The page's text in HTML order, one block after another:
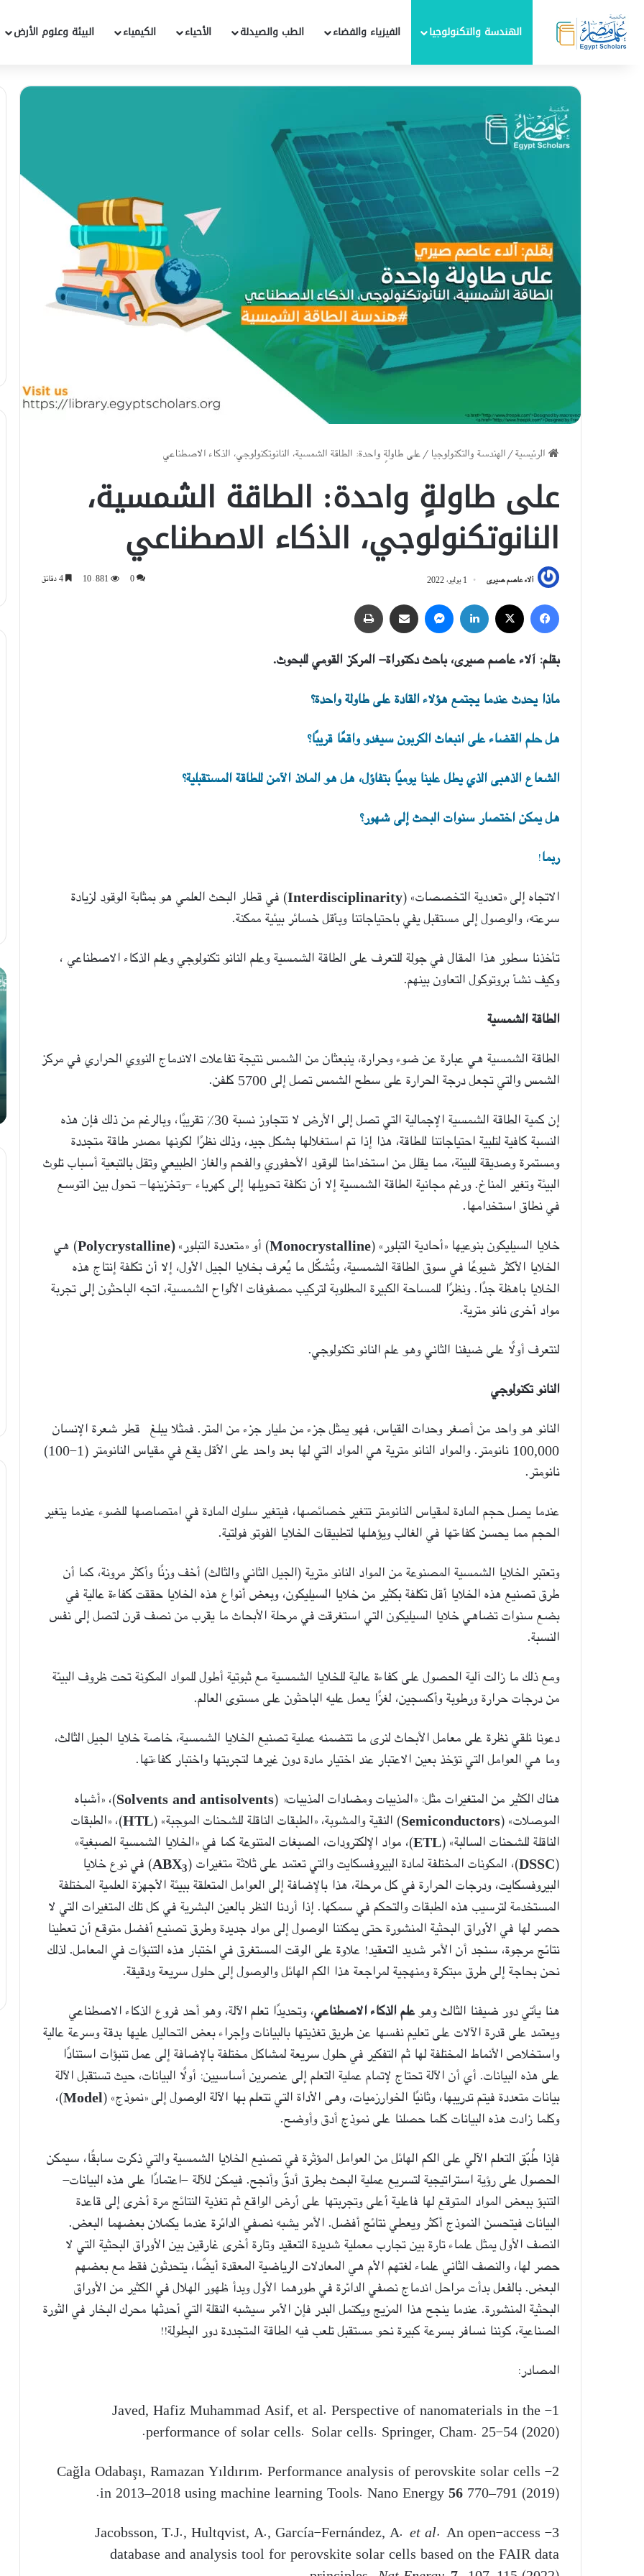
الهندسة والتكنولوجيا الفيزياء والفضاء الطب والصيدلة الأحياء الكيمياء البيئة وعلوم الأرض
الرئيسية/الهندسة والتكنولوجيا /على طاولةٍ واحدة: الطاقة الشمسية، النانوتكنولوجي، الذكاء الاصطناعي
على طاولةٍ واحدة: الطاقة الشمسية،
النانوتكنولوجي، الذكاء الاصطناعي
آلاء عاصم صيرى 1 يوليو، 2022 0 10٬881
فيسبوك لينكدإن ماسنجر مشاركة عبر البريد
بقلم: آلاء عاصم صيرى، باحث دكتوراة- المركز القومي للبحوث.
ماذا يحدث عندما يجتمع هؤلاء القادة على طاولة واحدة؟
هل حلم القضاء على انبعاث الكربون سيغدو واقعًا قريبًا؟
الشعاع الذهبى الذي يطل علينا يوميًا بتفاؤل، هل هو الملاذ الآمن للطاقة المستقبلية؟
هل يمكن اختصار سنوات البحث إلى شهور؟
ربما!
الاتجاه إلى «تعددية التخصصات» (Interdisciplinarity) في قطار البحث العلمي هو بمثابة الوقود لزيادة
سرعته، والوصول إلى مستقبل يفي باحتياجاتنا وبأقل خسائر بيئية ممكنة.
تأخذنا سطور هذا المقال في جولة للتعرف على الطاقة الشمسية وعلم النانو تكنولوجي وعلم الذكاء الاصطناعي ،
وكيف نشأ بروتوكول التعاون بينهم.
الطاقة الشمسية
الطاقة الشمسية هي عبارة عن ضوء وحرارة، ينبعثان من الشمس نتيجة تفاعلات الاندماج النووي الحراري في مركز
الشمس والتي تجعل درجة الحرارة على سطح الشمس تصل إلى 5700 كلفن.
إن كمية الطاقة الشمسية الإجمالية التي تصل إلى الأرض لا تتجاوز نسبة 30% تقريبًا، وبالرغم من ذلك فإن هذه
النسبة كافية لتلبية احتياجاتنا للطاقة، هذا إذا تم استغلالها بشكل جيد، وذلك نظرًا لكونها مصدر طاقة متجددة
ومستمرة وصديقة للبيئة، مما يقلل من استخدامنا للوقود الأحفوري والفحم والغاز الطبيعي وتقل بالتبعية أسباب تلوث
البيئة وتغير المناخ. ورغم مجانية الطاقة الشمسية إلا أن تكلفة تحويلها إلى كهرباء -وتخزينها- تحول بين التوسع
في نطاق استخدامها.
خلايا السيليكون بنوعيها «أحادية التبلور» (Monocrystalline) أو «متعددة التبلور»(Polycrystalline
) هي
الخلايا الأكثر شيوعًا في سوق الطاقة الشمسية، وتُشكّل ما يُعرف بخلايا الجيل الأول، إلا أن تكلفة إنتاج هذه
الخلايا باهظة جدًا. ونظرًا للمساحة الكبيرة المطلوبة لتركيب مصفوفات الألواح الشمسية، اتجه الباحثون إلى تجربة
مواد أخرى نانو مترية.
لنتعرف أولًا على ضيفنا الثاني وهو علم النانو تكنولوجي.
النانو تكنولوجي
النانو هو واحد من أصغر وحدات القياس، فهو يمثل جزء من مليار جزء من المتر. فمثلا يبلغ قطر شعرة الإنسان
100,000 نانومتر. والمواد النانو مترية هي المواد التي لها بعد واحد على الأقل يقع في مقياس النانومتر (1-100)
نانومتر.
عندما يصل حجم المادة لمقياس النانومتر تتغير خصائصها، فيتغير سلوك المادة في امتصاصها للضوء عندما يتغير
الحجم مما يحسن كفاءتها في الغالب ويؤهلها لتطبيقات الخلايا الفوتو فولتية.
وتعتبر الخلايا الشمسية المصنوعة من المواد النانو مترية (الجيل الثاني والثالث) أخف وزنًا وأكثر مرونة، كما أن
طرق تصنيع هذه الخلايا أقل تكلفة بكثير من خلايا السيليكون، وبعض أنواع هذه الخلايا حققت كفاءة عالية في
بضع سنوات تضاهي خلايا السيليكون التي استغرقت في مرحلة الأبحاث ما يقرب من نصف قرن لتصل إلى نفس
النسبة.
ومع ذلك ما زالت آلية الحصول على كفاءة عالية للخلايا الشمسية مع ثبوتية أطول للمواد المكونة تحت ظروف البيئة
من درجات حرارة ورطوبة وأكسجين، لغزًا يعمل عليه الباحثون على مستوى العالم.
دعونا نلقي نظرة على معامل الأبحاث لنرى ما تتضمنه عملية تصنيع الخلايا الشمسية، خاصة خلايا الجيل الثالث،
وما هي العوامل التي تؤخذ بعين الاعتبار عند اختيار مادة دون غيرها لتجربتها واختبار كفاءتها.
هناك الكثير من المتغيرات مثل: «المذيبات ومضادات المذيبات« (Solvents and antisolvents)، «أشباه
الموصلات» (Semiconductors) النقية والمشوبة، «الطبقات الناقلة للشحنات الموجبة» (HTL)، «الطبقات
الناقلة للشحنات السالبة» (ETL)، مواد الإلكترودات، الصبغات المتنوعة كما في «الخلايا الشمسية الصبغية»
(
DSSC)، المكونات المختلفة لمادة البيروفسكايت والتي تعتمد على ثلاثة متغيرات ( ­ABX3
) في نوع خلايا
البيروفسكايت، ودرجات الحرارة في كل مرحلة، هذا بالإضافة إلى العوامل المتعلقة ببيئة الأجهزة العلمية المختلفة
المستخدمة لترسيب هذه الطبقات والتحكم في سمكها. إذا أردنا النظر بالعين البشرية في كل تلك المتغيرات التي لا
حصر لها في الأوراق البحثية المنشورة حتى يمكننا الوصول إلى مواد جديدة وطرق تصنيع أفضل متوقع أن تعطينا
نتائج مرجوة، سنجد أن الأمر شديد التعقيد! علاوة على الوقت المستغرق في اختبار هذه التنبؤات في المعامل. لذلك
نحن بحاجة إلى طرق مبتكرة ومنهجية لمراجعة هذا الكم الهائل والوصول إلى حلول سريعة ودقيقة.
هنا يأتي دور ضيفنا الثالث وهوعلم الذكاء الاصطناعي، وتحديدًا تعلم الآلة، وهو أحد فروع الذكاء الاصطناعي
ويعتمد على قدرة الآلات على تعليم نفسها عن طريق تغذيتها بالبيانات وإجراء بعض التحاليل عليها بدقة وسرعة عالية
واستخلاص الأنماط المختلفة لها ثم التفكير في حلول سريعة لمشاكل مختلفة بالإضافة إلى عمل تنبؤات استنادًا
على هذه البيانات. أي أن الآلة تحتاج لإتمام عملية التعلم إلى عنصرين أساسيين: أولًا البيانات، حيث تستقبل الآلة
بيانات متعددة فيتم تدريبها، وثانيًا الخوارزميات، وهى الأداة التي تتعلم بها الآلة الوصول إلى «نموذج» (Model)،
وكلما زادت هذه البيانات كلما حصلنا على نموذج أدق وأوضح.
فإذا طُبّق التعلم الآلي على الكم الهائل من العوامل المؤثرة في تصنيع الخلايا الشمسية والتي ذكرت سابقًا، سيمكن
الحصول على رؤية استراتيجية لتسريع عملية البحث بطرق أدقّ وأنجح. فيمكن للآلة -اعتمادًا على هذه البيانات-
التنبؤ ببعض المواد المتوقع لها فاعلية أعلى وتجربتها على أرض الواقع ثم تغذية النتائج مرة أخرى إلى قاعدة
البيانات فيتحسن النموذج أكثر ويعطي نتائج أفضل. الأمر يشبه نصفي الدائرة عندما يكملان بعضهما البعض.
النصف الأول يمثل علماء تارة بين تجارب معملية شديدة التعقيد وتارة أخرى غارقين بين الأوراق البحثية التي لا
حصر لها، والنصف الثاني علماء لغتهم الأم هي المعادلات الرياضية المعقدة أيضًا، يتحدثون فقط مع بعضهم
البعض. بالفعل بدأت مراحل اندماج نصفي الدائرة في طورهما الأول وبدأ ظهور الهلال في الكثير من الأوراق
البحثية المنشورة. عندما ينجح هذا المزيج ويكتمل البدر فإن الأمر سيشبه النقلة التي أحدثها محرك البخار في الثورة
الصناعية، كوننا نسافر بسرعة كبيرة نحو مستقبل تلعب فيه الطاقة المتجددة دور البطولة!!
المصادر:
1- Javed, Hafiz Muhammad Asif, et al. Perspective of nanomaterials in the
performance of solar cells. Solar cells. Springer, Cham. 25-54 (2020).
2- Cağla Odabaşı, Ramazan Yıldırım. Performance analysis of perovskite solar cells
in 2013–2018 using machine learning Tools. Nano Energy 56 770–791 (2019).
3- Jacobsson, T.J., Hultqvist, A., García-Fernández, A.
et al. An open-access
database and analysis tool for perovskite solar cells based on the FAIR data
ما الإبداع؟ تسع نصائح للحصول على الدكتوراة